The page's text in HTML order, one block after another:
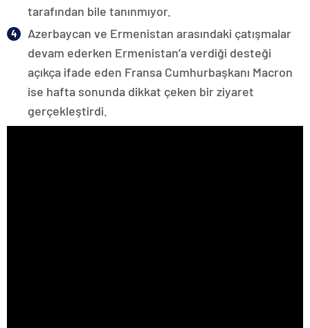
tarafından bile tanınmıyor.
Azerbaycan ve Ermenistan arasındaki çatışmalar
devam ederken Ermenistan’a verdiği desteği
açıkça ifade eden Fransa Cumhurbaşkanı Macron
ise hafta sonunda dikkat çeken bir ziyaret
gerçekleştirdi.